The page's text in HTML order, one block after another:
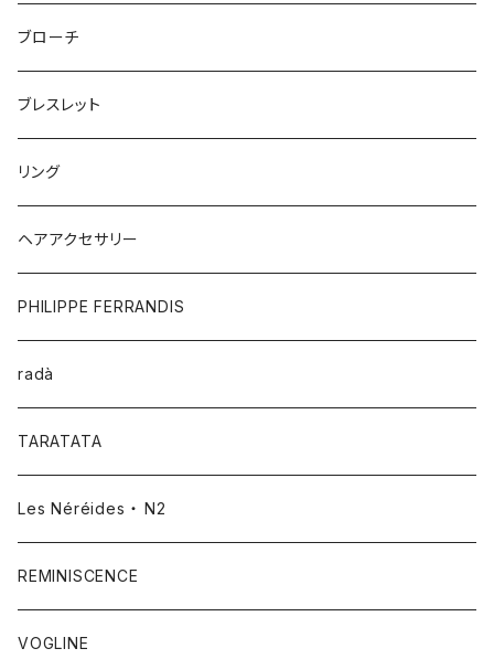
ブローチ
ブレスレット
リング
ヘアアクセサリー
PHILIPPE FERRANDIS
radà
TARATATA
Les Néréides ・ N2
REMINISCENCE
VOGLINE